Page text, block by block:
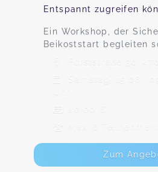
Entspannt zugreifen
Ein Workshop, der
Beikoststart begleiten
Forststraße 30,
Samstag, 15.08.,
40,00 €
Max. 6
Zum